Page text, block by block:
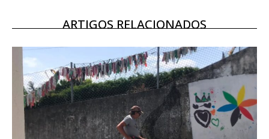
16€
12 meses
Acesso ao conteúdo online
Acesso aos conteúdos Exclusivos para
assinantes
ARTIGOS RELACIONADOS